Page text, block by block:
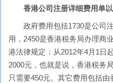
香港公司注册详细费用单
政府费用包括1730是公司注
用，2450是香港税务局办理商
港法律规定：从2012年4月1日
2000元，也就是说，香港税务
只需要450元。其它费用包括